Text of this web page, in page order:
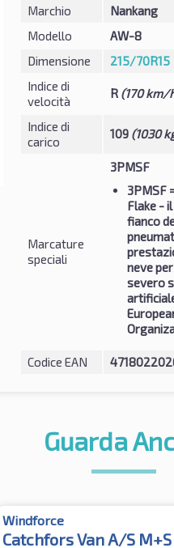
Marchio
Nankang
Modello
AW-8
Dimensione
215/70R15
Indice di
velocità
R (170 km/
Indice di
carico
109 (1030
Marcature
speciali
3PMSF
3PMSF
Flake -
fianco
neve
severo
Codice EAN
Guarda
Windforce
Catchfors Van A/S M+S